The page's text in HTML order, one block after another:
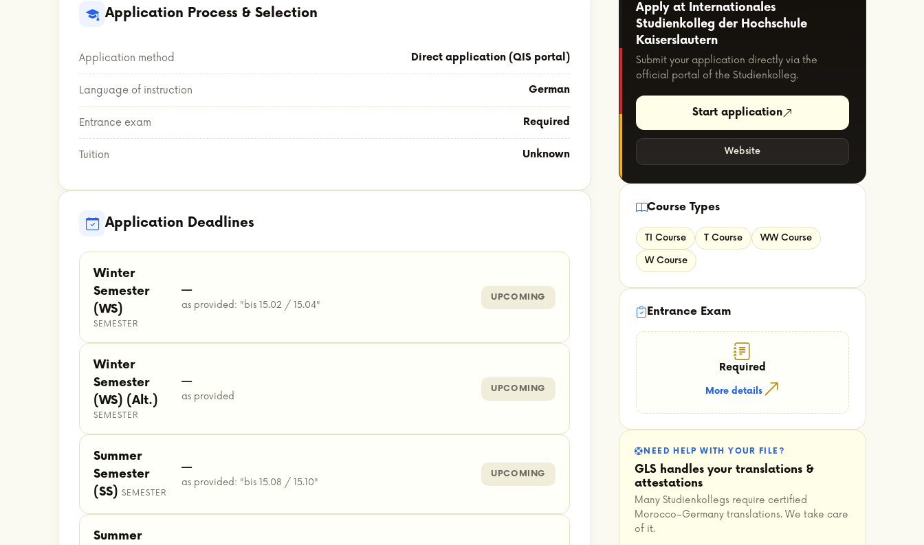
Application Process & Selection
Application method Direct application (QIS portal)
Language of instruction German
Entrance exam Required
Tuition Unknown
Application Deadlines
Winter
Semester
(WS)
SEMESTER
—
as provided: "bis 15.02 / 15.04"
UPCOMING
Winter
Semester
(WS) (Alt.)
SEMESTER
—
as provided
UPCOMING
Summer
Semester
(SS) SEMESTER
—
as provided: "bis 15.08 / 15.10"
UPCOMING
Summer
Apply at Internationales
Studienkolleg der Hochschule
Kaiserslautern
Submit your application directly via the
official portal of the Studienkolleg.
Start application
Website
Course Types
TI Course T Course WW Course
W Course
Entrance Exam
Required
More details
NEED HELP WITH YOUR FILE?
GLS handles your translations &
attestations
Many Studienkollegs require certified
Morocco–Germany translations. We take care
of it.